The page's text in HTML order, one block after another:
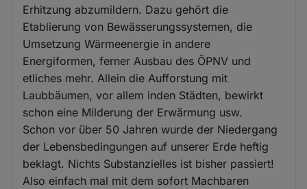
Erhitzung abzumildern. Dazu gehört die
Etablierung von Bewässerungssystemen, die
Umsetzung Wärmeenergie in andere
Energiformen, ferner Ausbau des ÖPNV und
etliches mehr. Allein die Aufforstung mit
Laubbäumen, vor allem inden Städten, bewirkt
schon eine Milderung der Erwärmung usw.
Schon vor über 50 Jahren wurde der Niedergang
der Lebensbedingungen auf unserer Erde heftig
beklagt. Nichts Substanzielles ist bisher passiert!
Also einfach mal mit dem sofort Machbaren